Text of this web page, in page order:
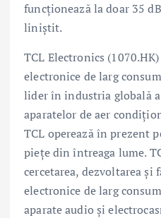
funcționează la doar 35
liniștit.
TCL Electronics
electronice de larg
lider în industria globală
aparatelor de aer
TCL operează în prezent
piețe din întreaga lume.
cercetarea, dezvoltarea și
electronice de larg
aparate audio și